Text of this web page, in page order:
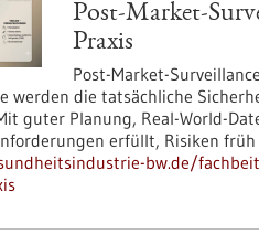
Post-Market-
Praxis
Post-Market-
werden die tatsächliche
guter Planung, Real-World-
erfüllt, Risiken
bw.de/